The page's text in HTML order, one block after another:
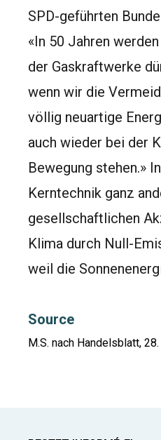
SPD-geführten
«In 50 Jahren
der Gaskraftwerke
wenn wir die
völlig neuartige
auch wieder bei der
Bewegung stehen.»
Kerntechnik ganz
gesellschaftlichen
Klima durch Null-
weil die
Source
M.S. nach Handelsblatt,